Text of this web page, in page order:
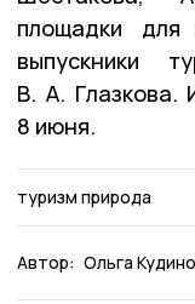
площадки для
выпускники
В. А. Глазкова.
8 июня.
туризм природа
Автор: Ольга